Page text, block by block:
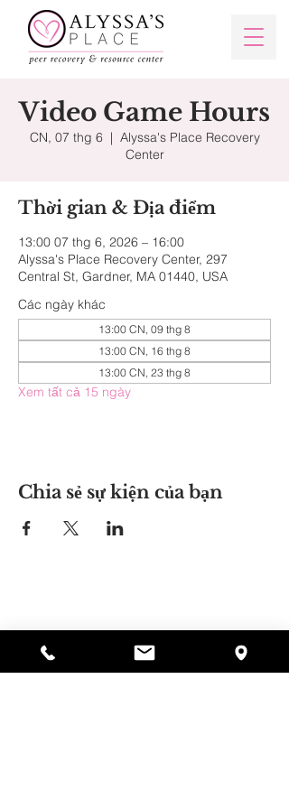
Video Game Hours
CN, 07 thg 6
  |
Alyssa's Place Recovery
Center
Thời gian & Địa điểm
13:00 07 thg 6, 2026 – 16:00
Alyssa's Place Recovery Center, 297
Central St, Gardner, MA 01440, USA
Các ngày khác
13:00 CN, 09 thg 8
13:00 CN, 16 thg 8
13:00 CN, 23 thg 8
Xem tất cả 15 ngày
Chia sẻ sự kiện của bạn
297 Central St. Gardner, MA 01440
978-364-0920